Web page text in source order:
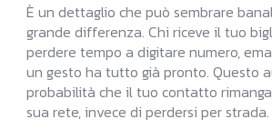
È un dettaglio che può sembrare
grande differenza. Chi riceve il tuo
perdere tempo a digitare numero,
un gesto ha tutto già pronto. Questo
probabilità che il tuo contatto
sua rete, invece di perdersi per strada.